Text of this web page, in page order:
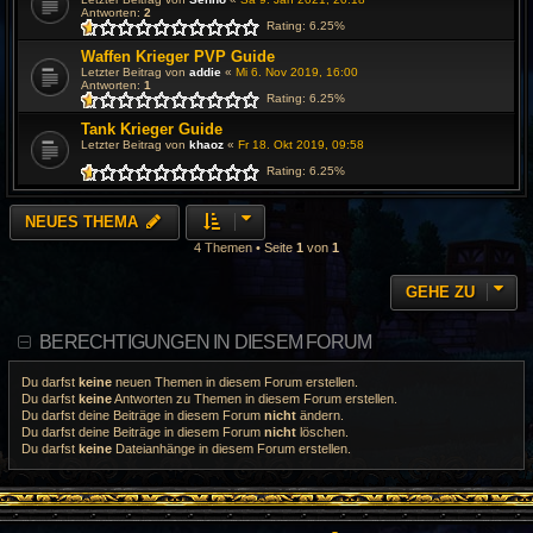
Antworten: 2
Rating: 6.25%
Waffen Krieger PVP Guide
Letzter Beitrag von addie « Mi 6. Nov 2019, 16:00
Antworten: 1
Rating: 6.25%
Tank Krieger Guide
Letzter Beitrag von khaoz « Fr 18. Okt 2019, 09:58
Rating: 6.25%
NEUES THEMA
4 Themen • Seite 1 von 1
GEHE ZU
BERECHTIGUNGEN IN DIESEM FORUM
Du darfst keine neuen Themen in diesem Forum erstellen.
Du darfst keineAntworten zu Themen in diesem Forum erstellen.
Du darfst deine Beiträge in diesem Forum nicht ändern.
Du darfst deine Beiträge in diesem Forum nicht löschen.
Du darfst keine Dateianhänge in diesem Forum erstellen.